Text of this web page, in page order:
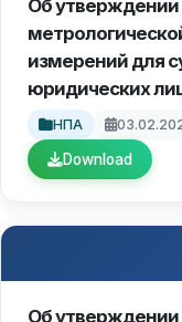
Об утверждении
измерений для
юридических
НПА
Download
Об утверждении